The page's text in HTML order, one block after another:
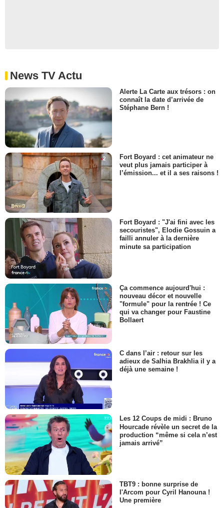
News TV Actu
Alerte La Carte aux trésors : on
connaît la date d’arrivée de
Stéphane Bern !
Fort Boyard : cet animateur ne
veut plus jamais participer à
l’émission... et il a ses raisons !
Fort Boyard : "J'ai fini avec les
secouristes", Elodie Gossuin a
failli annuler à la dernière
minute sa participation
Ça commence aujourd'hui :
nouveau décor et nouvelle
"formule" pour la rentrée ! Ce
qui va changer pour Faustine
Bollaert
C dans l’air : retour sur les
adieux de Salhia Brakhlia il y a
déjà une semaine !
Les 12 Coups de midi : Bruno
Hourcade révèle un secret de la
production “même si cela n’est
jamais arrivé”
TBT9 : bonne surprise de
l'Arcom pour Cyril Hanouna !
Une première